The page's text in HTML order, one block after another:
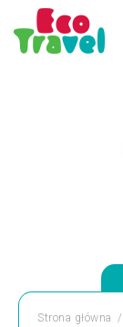
Strona główna